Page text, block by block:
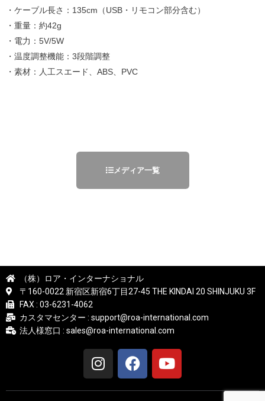
・ケーブル長さ：135cm（USB・リモコン部分含む）
・重量：約42g
・電力：5V/5W
・温度調整機能：3段階調整
・素材：人工スエード、ABS、PVC
メディア一覧
（株）ロア・インターナショナル
〒160-0022 新宿区新宿6丁目27-45 THE KINDAI 20 SHINJUKU 3F
FAX : 03-6231-4062
カスタマセンター : support@roa-international.com
法人様窓口 : sales@roa-international.com